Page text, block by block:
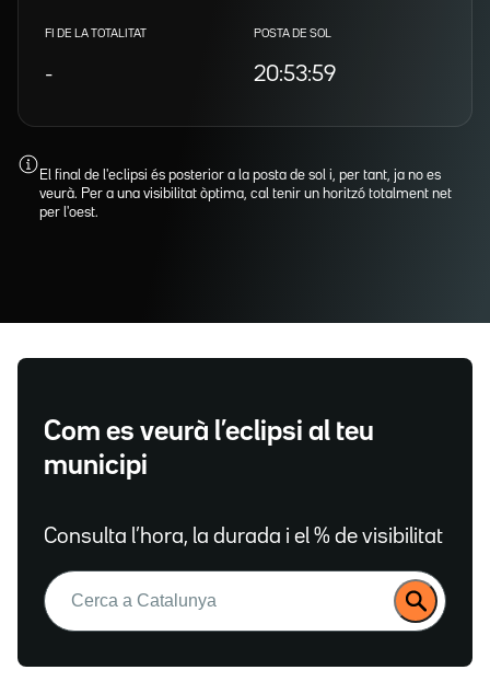
FI DE LA TOTALITAT
-
POSTA DE SOL
20:53:59
El final de l'eclipsi és posterior a la posta de sol i, per tant, ja no es
veurà. Per a una visibilitat òptima, cal tenir un horitzó totalment net
per l'oest.
Com es veurà l’eclipsi al teu
municipi
Consulta l’hora, la durada i el % de visibilitat
Buscar: